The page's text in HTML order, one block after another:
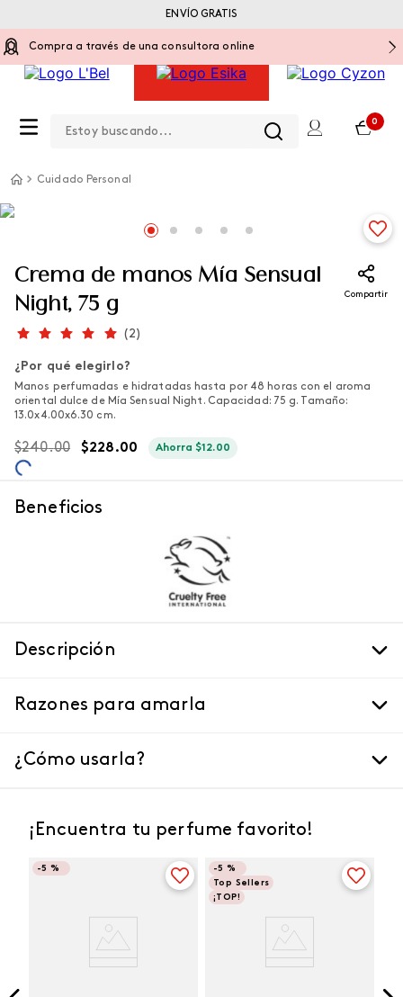
Compra a través de una consultora online
0
ENVÍO GRATIS
Cuidado Personal
Crema de manos Mía Sensual
Night, 75 g
Compartir
(2)
¿Por qué elegirlo?
Manos perfumadas e hidratadas hasta por 48 horas con el aroma
oriental dulce de Mía Sensual Night. Capacidad: 75 g. Tamaño:
13.0x4.00x6.30 cm.
$240.00 $228.00 Ahorra$12.00
Beneficios
Descripción
Razones para amarla
¿Cómo usarla?
¡Encuentra tu perfume favorito!
-5 % -5 %
Top Sellers
¡TOP!